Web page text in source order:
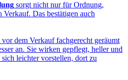
sorgt nicht nur für Ordnung,
Verkauf. Das bestätigen auch
dem Verkauf fachgerecht geräumt
an. Sie wirken gepflegt, heller und
leichter vorstellen, dort zu